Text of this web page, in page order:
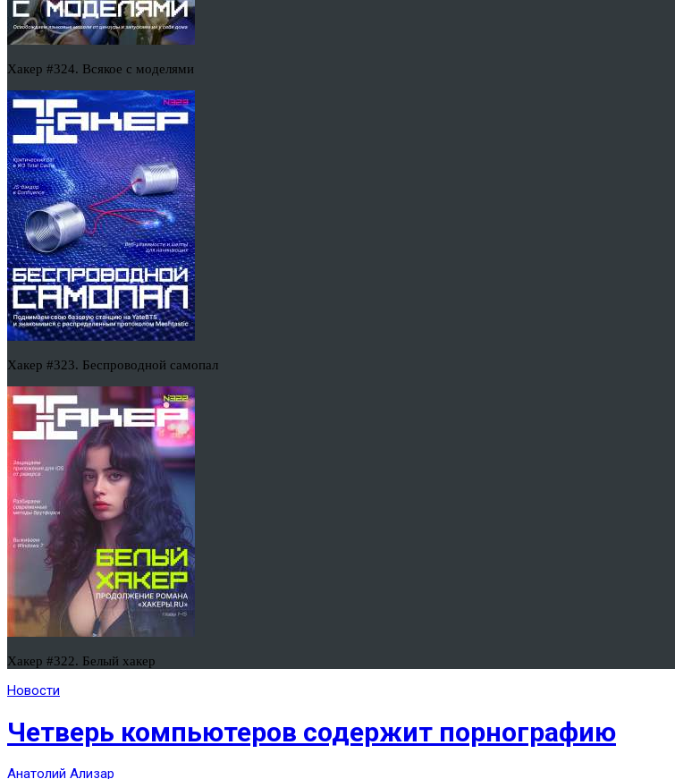
Хакер #324. Всякое с моделями
Хакер #323. Беспроводной самопал
Хакер #322. Белый хакер
Новости
Четверь компьютеров содержит порнографию
Анатолий Ализар